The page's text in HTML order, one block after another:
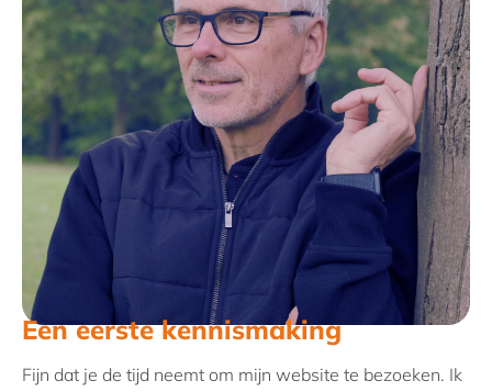
Een eerste kennismaking
Fijn dat je de tijd neemt om mijn website te bezoeken. Ik